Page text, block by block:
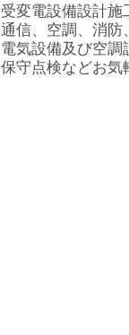
受変電設備設計
通信、空調、消防
電気設備及び空
保守点検などお気